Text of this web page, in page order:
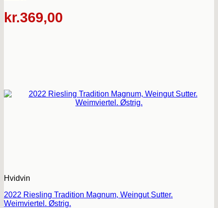
kr.369,00
Hvidvin
2022 Riesling Tradition Magnum, Weingut Sutter.
Weimviertel. Østrig.